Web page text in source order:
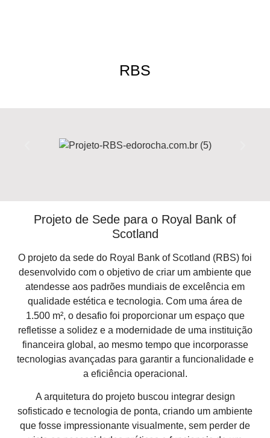
RBS
Projeto de Sede para o Royal Bank of
Scotland
O projeto da sede do Royal Bank of Scotland (RBS) foi
desenvolvido com o objetivo de criar um ambiente que
atendesse aos padrões mundiais de excelência em
qualidade estética e tecnologia. Com uma área de
1.500 m², o desafio foi proporcionar um espaço que
refletisse a solidez e a modernidadede uma instituição
financeira global, ao mesmo tempo que incorporasse
tecnologias avançadaspara garantir a funcionalidade e
a eficiência operacional.
A arquitetura do projeto buscou integrar design
sofisticado e tecnologia de ponta, criando um ambiente
que fosse impressionante visualmente, sem perder de